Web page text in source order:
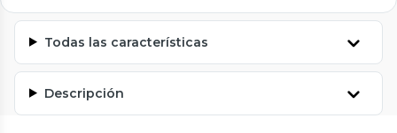
Todas las características
Descripción